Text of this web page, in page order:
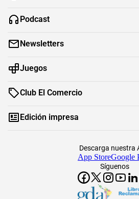
Podcast
Newsletters
Juegos
Club El Comercio
Edición impresa
Síguenos
Descarga nuestra
App StoreGoogle